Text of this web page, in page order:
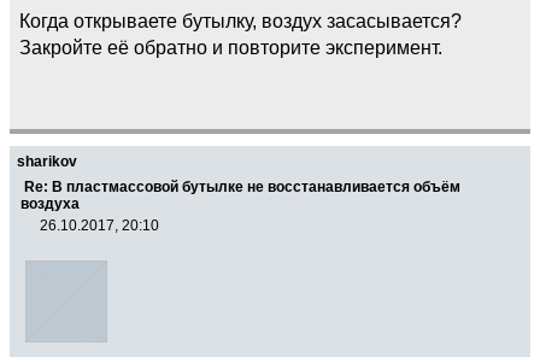
Когда открываете бутылку, воздух засасывается?
Закройте её обратно и повторите эксперимент.
sharikov
Re: В пластмассовой бутылке не восстанавливается объём
воздуха
26.10.2017, 20:10